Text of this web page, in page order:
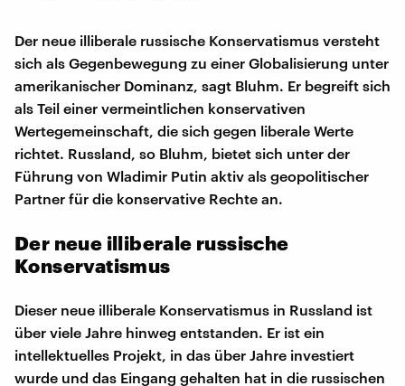
Der neue illiberale russische Konservatismus versteht
sich als Gegenbewegung zu einer Globalisierung unter
amerikanischer Dominanz, sagt Bluhm. Er begreift sich
als Teil einer vermeintlichen konservativen
Wertegemeinschaft, die sich gegen liberale Werte
richtet. Russland, so Bluhm, bietet sich unter der
Führung von Wladimir Putin aktiv als geopolitischer
Partner für die konservative Rechte an.
Der neue illiberale russische
Konservatismus
Dieser neue illiberale Konservatismus in Russland ist
über viele Jahre hinweg entstanden. Er ist ein
intellektuelles Projekt, in das über Jahre investiert
wurde und das Eingang gehalten hat in die russischen